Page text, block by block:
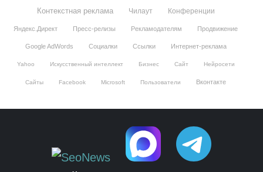
Контекстная реклама
Чилаут Конференции
Яндекс.Директ Пресс-релизы Рекламодателям Продвижение
Google AdWords Социалки Ссылки Интернет-реклама
Yahoo Искусственный интеллект Бизнес Сайт Нейросети
Сайты Facebook Microsoft Пользователи Вконтакте